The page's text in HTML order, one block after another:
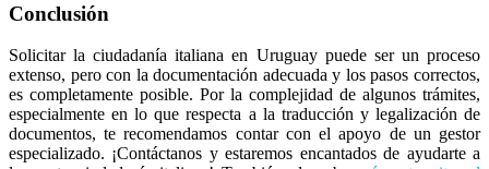
Conclusión
Solicitar la ciudadanía italiana en Uruguay puede ser un proceso
extenso, pero con la documentación adecuada y los pasos correctos,
es completamente posible. Por la complejidad de algunos trámites,
especialmente en lo que respecta a la traducción y legalización de
documentos, te recomendamos contar con el apoyo de un gestor
especializado. ¡Contáctanos y estaremos encantados de ayudarte a